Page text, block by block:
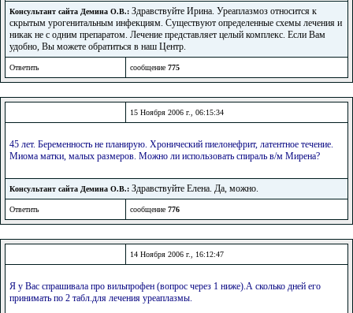
Консультант сайта Демина О.В.: Здравствуйте Ирина. Уреаплазмоз относится к
скрытым урогенитальным инфекциям. Существуют определенные схемы лечения и
никак не с одним препаратом. Лечение представляет целый комплекс. Если Вам
удобно, Вы можете обратиться в наш Центр.
Ответить сообщение 775
15 Ноября 2006 г., 06:15:34
45 лет. Беременность не планирую. Хронический пиелонефрит, латентное течение.
Миома матки, малых размеров. Можно ли использовать спираль в/м Мирена?
Консультант сайта Демина О.В.: Здравствуйте Елена. Да, можно.
Ответить сообщение 776
14 Ноября 2006 г., 16:12:47
Я у Вас спрашивала про вильпрофен (вопрос через 1 ниже).А сколько дней его
принимать по 2 табл.для лечения уреаплазмы.